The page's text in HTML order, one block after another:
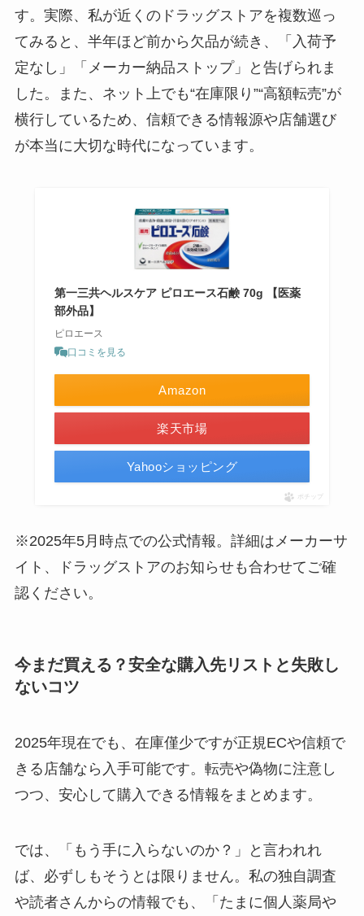
す。実際、私が近くのドラッグストアを複数巡っ
てみると、半年ほど前から欠品が続き、「入荷予
定なし」「メーカー納品ストップ」と告げられま
した。また、ネット上でも“在庫限り”“高額転売”が
横行しているため、信頼できる情報源や店舗選び
が本当に大切な時代になっています。
第一三共ヘルスケア ピロエース石鹸 70g 【医薬
部外品】
ピロエース
口コミを見る
Amazon
楽天市場
Yahooショッピング
ポチップ
※2025年5月時点での公式情報。詳細はメーカーサ
イト、ドラッグストアのお知らせも合わせてご確
認ください。
今まだ買える？安全な購入先リストと失敗し
ないコツ
2025年現在でも、在庫僅少ですが正規ECや信頼で
きる店舗なら入手可能です。転売や偽物に注意し
つつ、安心して購入できる情報をまとめます。
では、「もう手に入らないのか？」と言われれ
ば、必ずしもそうとは限りません。私の独自調査
や読者さんからの情報でも、「たまに個人薬局や